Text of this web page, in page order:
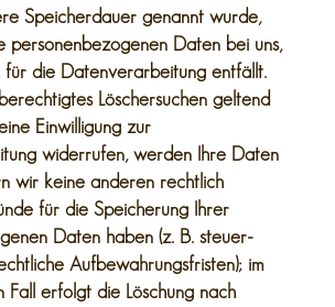
Speicherdauer genannt wurde,
personenbezogenen Daten bei uns,
für die Datenverarbeitung entfällt.
Löschersuchen geltend
Einwilligung zur
widerrufen, werden Ihre Daten
wir keine anderen rechtlich
für die Speicherung Ihrer
Daten haben (z. B. steuer-
Aufbewahrungsfristen); im
Fall erfolgt die Löschung nach